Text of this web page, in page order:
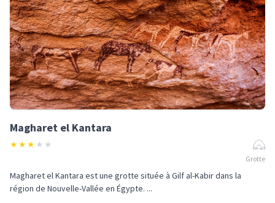
Magharet el Kantara
★★★ ★ ★
Grotte
Magharet el Kantara est une grotte située à Gilf al-Kabir dans la
région de Nouvelle-Vallée en Égypte. ...